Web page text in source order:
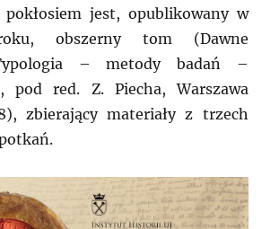
pokłosiem jest, opublikowany w
obszerny tom (Dawne
– metody badań –
pod red. Z. Piecha, Warszawa
zbierający materiały z trzech